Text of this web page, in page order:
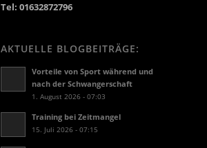
Tel: 01632872796
AKTUELLE BLOGBEITRÄGE:
Vorteile von Sport während und
nach der Schwangerschaft
1. August 2026 - 07:03
Training bei Zeitmangel
15. Juli 2026 - 07:15